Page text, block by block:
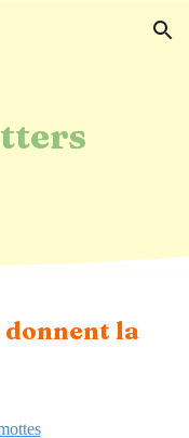
Skip to navigation
la